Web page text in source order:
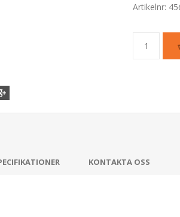
Artikelnr:
KONTAKTA OSS